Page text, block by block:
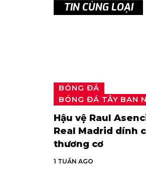
TIN CÙNG LOẠI
BÓNG ĐÁ
BÓNG ĐÁ TÂY BAN
Hậu vệ Raul
Real Madrid dính
thương cơ
1 TUẦN AGO